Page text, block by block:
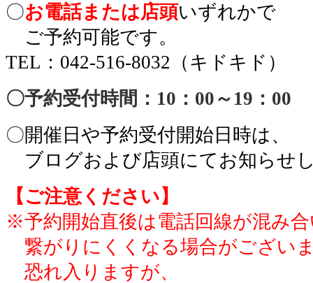
〇お電話または店頭いずれかで
ご予約可能です。
TEL：042-516-8032（キドキド）
〇予約受付時間：10：00～19：00
〇開催日や予約受付開始日時は、
ブログおよび店頭にてお知らせ
【ご注意ください】
※予約開始直後は電話回線が混み
繋がりにくくなる場合がござい
恐れ入りますが、